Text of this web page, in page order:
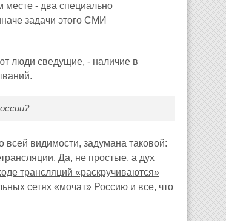
месте - два специально
задачи этого СМИ
люди сведущие, - наличие в
видимости, задумана таковой:
Да, не простые, а дух
трансляций «раскручиваются»
сетях «мочат» Россию и все, что